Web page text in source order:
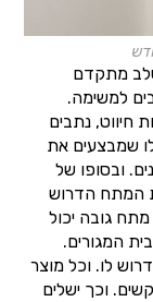
מתקדם
למשימה.
חיווט, נתבים
שמבצעים את
ובסופו של
המתח הדרוש
מתח גובה יכול
המגורים.
לו. וכל מוצר
וכך ישלים